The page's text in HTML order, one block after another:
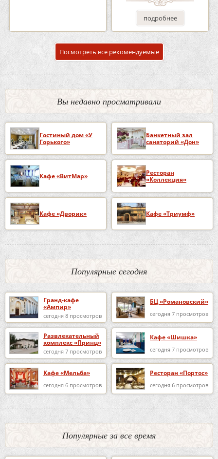
подробнее
Посмотреть все рекомендуемые
Вы недавно просматривали
Гостиный дом «У
Горького»
Банкетный зал
санаторий «Дон»
Кафе «ВитМар»
Ресторан
«Коллекция»
Кафе «Дворик» Кафе «Триумф»
Популярные сегодня
Гранд-кафе
«Ампир»
сегодня 8 просмотров
БЦ «Романовский»
сегодня 7 просмотров
Развлекательный
комплекс «Принц»
сегодня 7 просмотров
Кафе «Шишка»
сегодня 7 просмотров
Кафе «Мельба»
сегодня 6 просмотров
Ресторан «Портос»
сегодня 6 просмотров
Популярные за все время